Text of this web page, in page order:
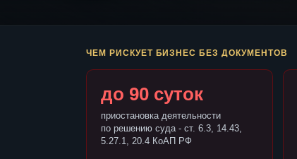
ЧЕМ РИСКУЕТ БИЗНЕС БЕЗ ДОКУМЕНТОВ
до 90 суток
приостановка деятельности
по решению суда - ст. 6.3, 14.43,
5.27.1, 20.4 КоАП РФ